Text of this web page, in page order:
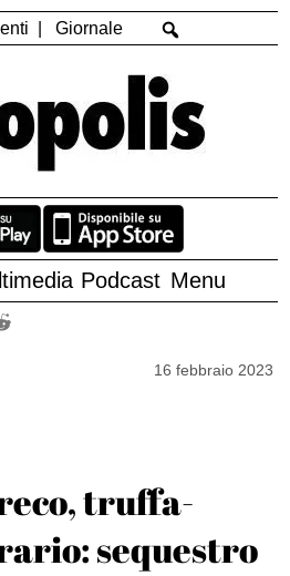
Giornale
Podcast Menu
16 febbraio 2023
truffa-
sequestro